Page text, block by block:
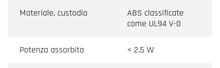
Materiale, custodia
ABS classificate
come UL94 V-0
Potenza assorbita < 2.5 W